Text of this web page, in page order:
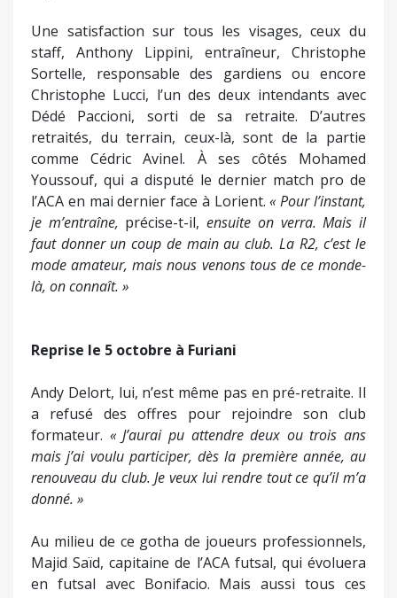
Une satisfaction sur tous les visages, ceux du
staff, Anthony Lippini, entraîneur, Christophe
Sortelle, responsable des gardiens ou encore
Christophe Lucci, l’un des deux intendants avec
Dédé Paccioni, sorti de sa retraite. D’autres
retraités, du terrain, ceux-là, sont de la partie
comme Cédric Avinel. À ses côtés Mohamed
Youssouf, qui a disputé le dernier match pro de
l’ACA en mai dernier face à Lorient.« Pour l’instant,
je m’entraîne, précise-t-il,ensuite on verra. Mais il
faut donner un coup de main au club. La R2, c’est le
mode amateur, mais nous venons tous de ce monde-
là, on connaît. »
Reprise le 5 octobre à Furiani
Andy Delort, lui, n’est même pas en pré-retraite. Il
a refusé des offres pour rejoindre son club
formateur. « J’aurai pu attendre deux ou trois ans
mais j’ai voulu participer, dès la première année, au
renouveau du club. Je veux lui rendre tout ce qu’il m’a
donné. »
Au milieu de ce gotha de joueurs professionnels,
Majid Saïd, capitaine de l’ACA futsal, qui évoluera
en futsal avec Bonifacio. Mais aussi tous ces